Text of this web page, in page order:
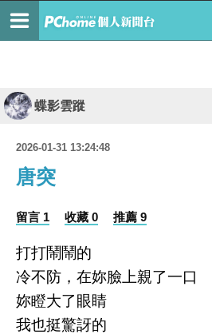
蝶影雲蹤
2026-01-31 13:24:48
唐突
留言 1 收藏 0 推薦 9
打打鬧鬧的
冷不防，在妳臉上親了一口
妳瞪大了眼睛
我也挺驚訝的